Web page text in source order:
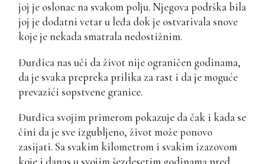
joj je oslonac na svakom polju. Njegova podrška bila
joj je dodatni vetar u leđa dok je ostvarivala snove
koje je nekada smatrala nedostižnim.
Đurđica nas uči da život nije ograničen godinama,
da je svaka prepreka prilika za rast i da je moguće
prevazići sopstvene granice.
Đurđica svojim primerom pokazuje da čak i kada se
čini da je sve izgubljeno, život može ponovo
zasijati. Sa svakim kilometrom i svakim izazovom